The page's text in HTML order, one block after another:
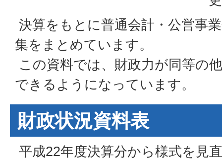
決算をもとに普通会計・公営事
集をまとめています。
この資料では、財政力が同等の
できるようになっています。
財政状況資料表
平成22年度決算分から様式を見